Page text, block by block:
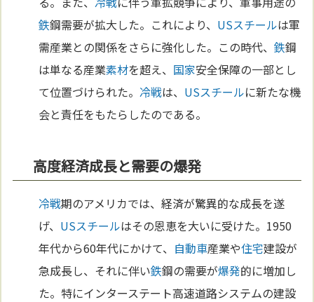
鉄鋼需要が拡大した。これにより、 USスチールは軍
需産業との関係をさらに強化した。この時代、鉄鋼
は単なる産業素材を超え、 国家安全保障の一部とし
て位置づけられた。 冷戦は、 USスチールに新たな機
会と責任をもたらしたのである。
高度経済成長と需要の爆発
冷戦期のアメリカでは、経済が驚異的な成長を遂
げ、 USスチールはその恩恵を大いに受けた。1950
年代から60年代にかけて、 自動車産業や住宅建設が
急成長し、それに伴い鉄鋼の需要が爆発的に増加し
た。特にインターステート高速道路システムの建設